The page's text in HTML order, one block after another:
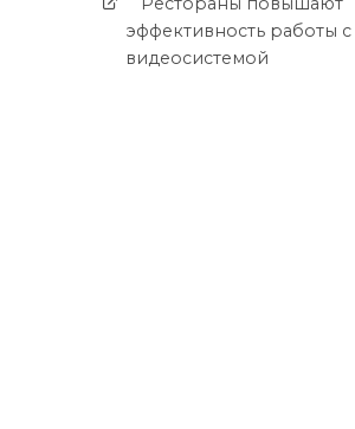
эффективность работы с
видеосистемой